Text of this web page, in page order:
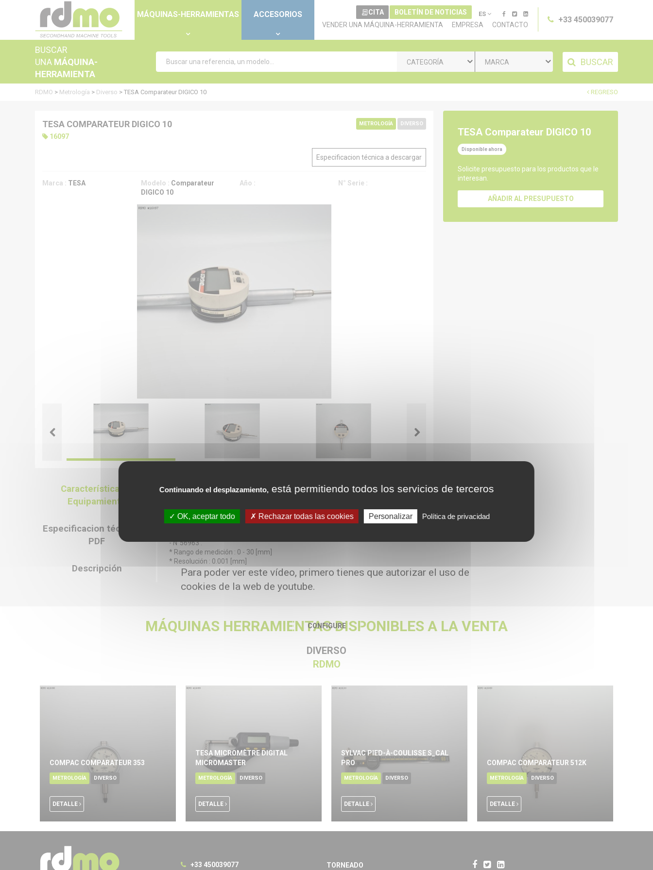
Continuando el desplazamiento,está permitiendo todos los servicios de terceros
OK, aceptar todo Rechazar todas las cookies Personalizar Política de privacidad
MÁQUINAS-HERRAMIENTAS ACCESORIOS
+33 450039077
CITA BOLETÍN DE NOTICIAS ES
VENDER UNA MÁQUINA-HERRAMIENTA EMPRESA CONTACTO
BUSCAR
UNA MÁQUINA-
HERRAMIENTA
CATEGORÍA MARCA BUSCAR
REGRESO
RDMO > Metrología > Diverso > TESA Comparateur DIGICO 10
TESA COMPARATEUR DIGICO 10 METROLOGÍA DIVERSO
16097
Especificacion técnica a descargar
Marca : TESA Modelo : Comparateur
DIGICO 10
Año : N° Serie :
Características &
Equipamiento
Características
- N°42217 :
* Rango de medición : 0 - 12.5 [mm]
- N°56963 :
* Rango de medición : 0 - 30 [mm]
* Resolución : 0.001 [mm]
Especificacion técnica en
PDF
Descripción
TESA Comparateur DIGICO 10
Disponible ahora
Solicite presupuesto para los productos que le
interesan.
AÑADIR AL PRESUPUESTO
Para poder ver este vídeo, primero tienes que autorizar el uso de
cookies de la web de youtube.
CONFIGURE
MÁQUINAS HERRAMIENTAS DISPONIBLES A LA VENTA
DIVERSO
RDMO
COMPAC COMPARATEUR 353
METROLOGÍA DIVERSO
DETALLE
TESA MICROMÈTRE DIGITAL
MICROMASTER
METROLOGÍA DIVERSO
DETALLE
SYLVAC PIED-À-COULISSE S_CAL
PRO
METROLOGÍA DIVERSO
DETALLE
COMPAC COMPARATEUR 512K
METROLOGÍA DIVERSO
DETALLE
+33 450039077 TORNEADO